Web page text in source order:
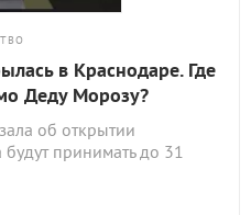
в Краснодаре. Где
Деду Морозу?
об открытии
принимать до 31